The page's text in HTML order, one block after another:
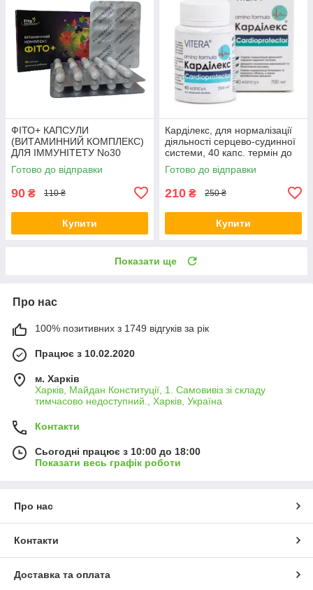
ФІТО+ КАПСУЛИ
(ВИТАМИННИЙ КОМПЛЕКС)
ДЛЯ ІММУНІТЕТУ No30
Готово до відправки
90 ₴ 110 ₴
Купити
Карділекс, для нормалізації
діяльності серцево-судинної
системи, 40 капс. термін до
12.26
Готово до відправки
210 ₴ 250 ₴
Купити
Показати ще
Про нас
100% позитивних з 1749 відгуків за рік
Працює з 10.02.2020
м. Харків
Харків, Майдан Конституції, 1. Самовивіз зі складу
тимчасово недоступний., Харків, Україна
Контакти
Сьогодні працює з 10:00 до 18:00
Показати весь графік роботи
Про нас
Контакти
Доставка та оплата